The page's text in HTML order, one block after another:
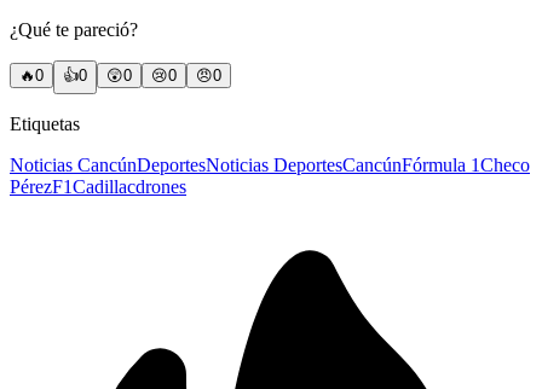
¿Qué te pareció?
🔥0 👍0 😲0 😢0 😠0
Etiquetas
Noticias CancúnDeportesNoticias DeportesCancúnFórmula 1Checo
PérezF1Cadillacdrones